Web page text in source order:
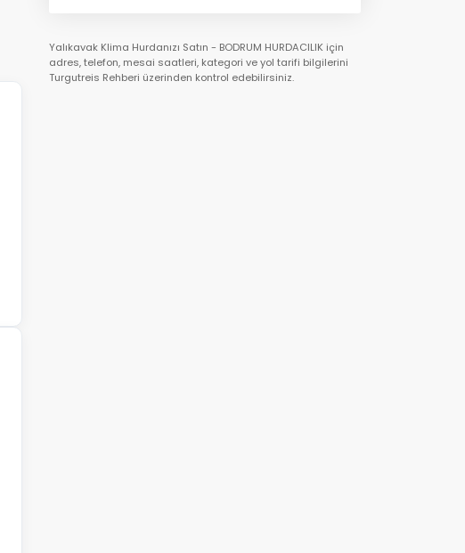
Yalıkavak Klima Hurdanızı Satın - BODRUM HURDACILIK için
adres, telefon, mesai saatleri, kategori ve yol tarifi bilgilerini
Turgutreis Rehberi üzerinden kontrol edebilirsiniz.